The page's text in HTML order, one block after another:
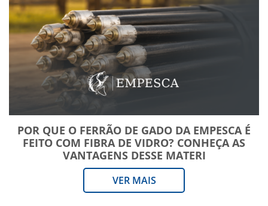
POR QUE O FERRÃO DE GADO DA EMPESCA É
FEITO COM FIBRA DE VIDRO? CONHEÇA AS
VANTAGENS DESSE MATERI
VER MAIS